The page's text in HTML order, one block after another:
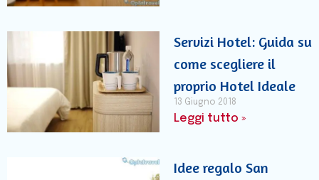
Servizi Hotel: Guida su
come scegliere il
proprio Hotel Ideale
13 Giugno 2018
Leggi tutto »
Idee regalo San